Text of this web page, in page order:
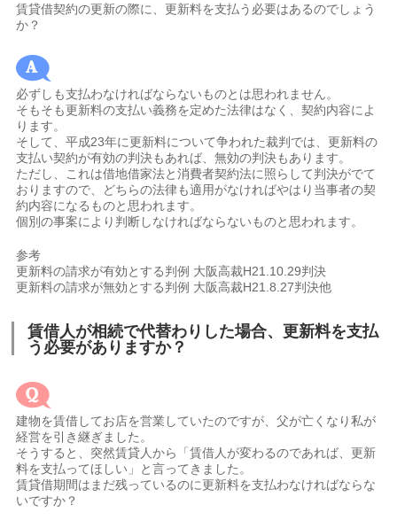
賃貸借契約の更新の際に、更新料を支払う必要はあるのでしょう
か？
必ずしも支払わなければならないものとは思われません。
そもそも更新料の支払い義務を定めた法律はなく、契約内容によ
ります。
そして、平成23年に更新料について争われた裁判では、更新料の
支払い契約が有効の判決もあれば、無効の判決もあります。
ただし、これは借地借家法と消費者契約法に照らして判決がでて
おりますので、どちらの法律も適用がなければやはり当事者の契
約内容になるものと思われます。
個別の事案により判断しなければならないものと思われます。
参考
更新料の請求が有効とする判例 大阪高裁H21.10.29判決
更新料の請求が無効とする判例 大阪高裁H21.8.27判決他
賃借人が相続で代替わりした場合、更新料を支払
う必要がありますか？
建物を賃借してお店を営業していたのですが、父が亡くなり私が
経営を引き継ぎました。
そうすると、突然賃貸人から「賃借人が変わるのであれば、更新
料を支払ってほしい」と言ってきました。
賃貸借期間はまだ残っているのに更新料を支払わなければならな
いですか？